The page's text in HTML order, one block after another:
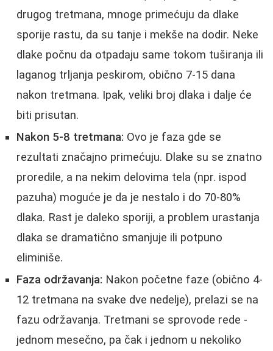
drugog tretmana, mnoge primećuju da dlake
sporije rastu, da su tanje i mekše na dodir. Neke
dlake počnu da otpadaju same tokom tuširanja ili
laganog trljanja peskirom, obično 7-15 dana
nakon tretmana. Ipak, veliki broj dlaka i dalje će
biti prisutan.
Nakon 5-8 tretmana: Ovo je faza gde se
rezultati značajno primećuju. Dlake su se znatno
proredile, a na nekim delovima tela (npr. ispod
pazuha) moguće je da je nestalo i do 70-80%
dlaka. Rast je daleko sporiji, a problem urastanja
dlaka se dramatično smanjuje ili potpuno
eliminiše.
Faza održavanja: Nakon početne faze (obično 4-
12 tretmana na svake dve nedelje), prelazi se na
fazu održavanja. Tretmani se sprovode rede -
jednom mesečno, pa čak i jednom u nekoliko